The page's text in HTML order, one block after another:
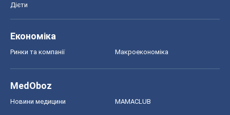
Дієти
Економіка
Ринки та компанії Макроекономіка
MedOboz
Новини медицини MAMACLUB